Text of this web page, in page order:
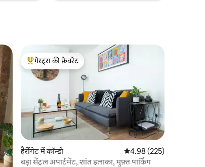
गेस्ट्स का टॉप फ़ेवरेट
गेस्ट्स की फ़ेवरेट
हैर्रोगेट में कॉन्डो औसत रेटिंग 5 में से 4.98,
4.98 (225)
बड़ा सेंट्रल अपार्टमेंट, शांत इलाका, मुफ़्त पार्किंग